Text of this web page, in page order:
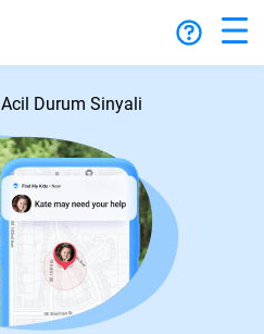
Acil Durum Sinyali